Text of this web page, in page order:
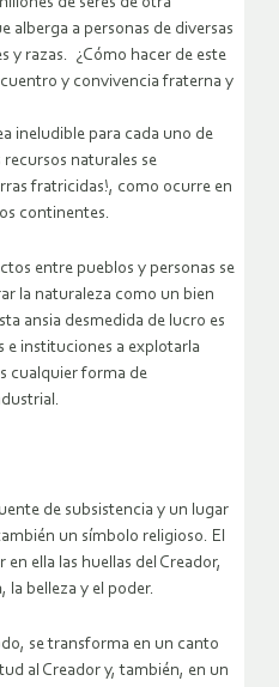
alberga a personas de diversas
y razas. ¿Cómo hacer de este
y convivencia fraterna y
ineludible para cada uno de
naturales se
fratricidas!, como ocurre en
continentes.
entre pueblos y personas se
la naturaleza como un bien
ansia desmedida de lucro es
e instituciones a explotarla
cualquier forma de
de subsistencia y un lugar
un símbolo religioso. El
ella las huellas del Creador,
la belleza y el poder.
se transforma en un canto
al Creador y, también, en un